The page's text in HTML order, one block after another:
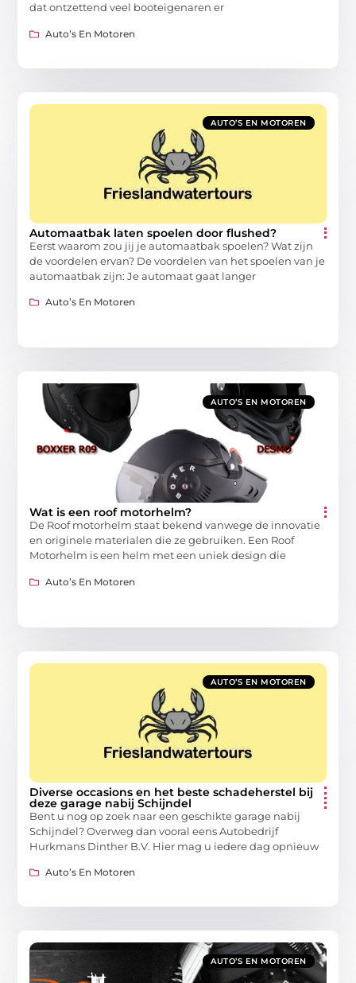
dat ontzettend veel booteigenaren er
Auto’s En Motoren
AUTO’S EN MOTOREN
Automaatbak laten spoelen door flushed?
Eerst waarom zou jij je automaatbak spoelen? Wat zijn
de voordelen ervan? De voordelen van het spoelen van je
automaatbak zijn: Je automaat gaat langer
Auto’s En Motoren
AUTO’S EN MOTOREN
Wat is een roof motorhelm?
De Roof motorhelm staat bekend vanwege de innovatie
en originele materialen die ze gebruiken. Een Roof
Motorhelm is een helm met een uniek design die
Auto’s En Motoren
AUTO’S EN MOTOREN
Diverse occasions en het beste schadeherstel bij
deze garage nabij Schijndel
Bent u nog op zoek naar een geschikte garage nabij
Schijndel? Overweg dan vooral eens Autobedrijf
Hurkmans Dinther B.V. Hier mag u iedere dag opnieuw
Auto’s En Motoren
AUTO’S EN MOTOREN